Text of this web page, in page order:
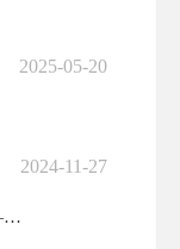
2025-05-20
2024-11-27
【路园镇“美丽庭院”示范户展播】——双轮磨村赵志英家庭